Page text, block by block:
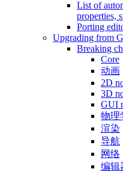
List of
properties,
Porting
Upgrading from
Breaking
Core
动画
2D
3D
GUI
物理
渲染
导航
网络
编辑